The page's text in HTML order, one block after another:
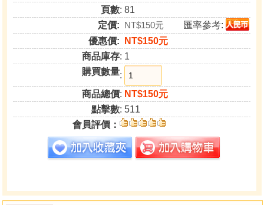
頁數: 81
定價: NT$150元
匯率參考:
優惠價:
NT$150元
商品庫存: 1
購買數量:
商品總價: NT$150元
點擊數: 511
會員評價：